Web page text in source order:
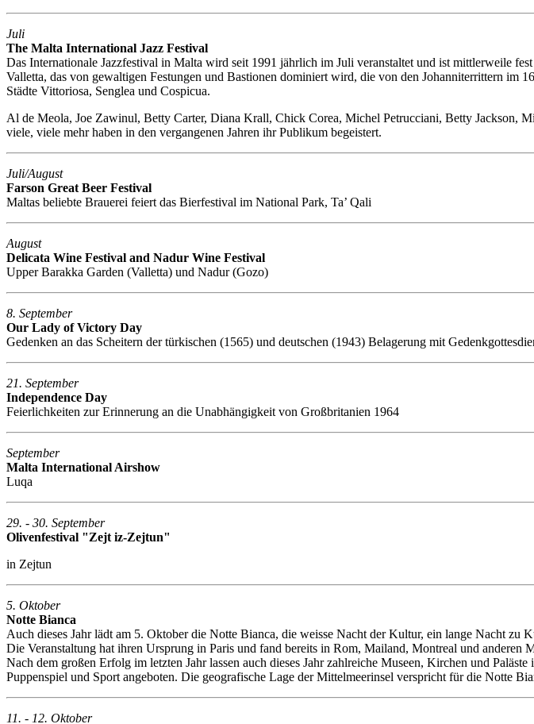
Juli
The Malta International Jazz Festival
Das Internationale Jazzfestival in Malta wird seit 1991 jährlich im Juli veranstaltet und ist mittlerweile
Valletta, das von gewaltigen Festungen und Bastionen dominiert wird, die von den Johanniterrittern im
Städte Vittoriosa, Senglea und Cospicua.
Al de Meola, Joe Zawinul, Betty Carter, Diana Krall, Chick Corea, Michel Petrucciani, Betty Jackson,
viele, viele mehr haben in den vergangenen Jahren ihr Publikum begeistert.
Juli/August
Farson Great Beer Festival
Maltas beliebte Brauerei feiert das Bierfestival im National Park, Ta’ Qali
August
Delicata Wine Festival and Nadur Wine Festival
Upper Barakka Garden (Valletta) und Nadur (Gozo)
8. September
Our Lady of Victory Day
Gedenken an das Scheitern der türkischen (1565) und deutschen (1943) Belagerung mit
21. September
Independence Day
Feierlichkeiten zur Erinnerung an die Unabhängigkeit von Großbritanien 1964
September
Malta International Airshow
Luqa
29. - 30. September
Olivenfestival "Zejt iz-Zejtun"
in Zejtun
5. Oktober
Notte Bianca
Auch dieses Jahr lädt am 5. Oktober die Notte Bianca, die weisse Nacht der Kultur, ein lange Nacht
Die Veranstaltung hat ihren Ursprung in Paris und fand bereits in Rom, Mailand, Montreal und anderen
Nach dem großen Erfolg im letzten Jahr lassen auch dieses Jahr zahlreiche Museen, Kirchen und
Puppenspiel und Sport angeboten. Die geografische Lage der Mittelmeerinsel verspricht für die Notte
11. - 12. Oktober